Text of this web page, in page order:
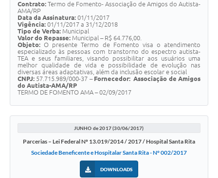
Contrato: Termo de Fomento- Associação de Amigos do Autista-
AMA/RP
Data da Assinatura: 01/11/2017
Vigência: 01/11/2017 a 31/12/2018
Tipo de Verba: Municipal
Valor do Repasse: Municipal – R$ 64.776,00.
Objeto: O presente Termo de Fomento visa o atendimento
especializado às pessoas com transtorno do espectro autista-
TEA e seus familiares, visando possibilitar aos usuários uma
melhor qualidade de vida e possibilidade de evolução nas
diversas áreas adaptativas, além da inclusão escolar e social
CNPJ: 57.715.989/000-37 – Fornecedor: Associação de Amigos
do Autista-AMA/RP
TERMO DE FOMENTO AMA – 02/09/2017
JUNHO de 2017 (30/06/2017)
Parcerias – Lei Federal Nº 13.019/2014 / 2017 / Hospital Santa Rita
Sociedade Beneficente e Hospitalar Santa Rita - N° 002/2017
DOWNLOADS